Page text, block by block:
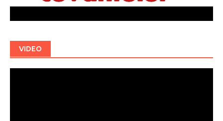
VIDEO